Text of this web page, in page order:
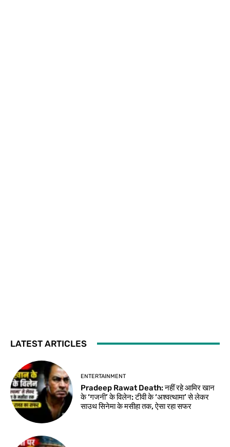
LATEST ARTICLES
ENTERTAINMENT
Pradeep Rawat Death: नहीं रहे आमिर खान
के ‘गजनी’ के विलेन: टीवी के ‘अश्वत्थामा’ से लेकर
साउथ सिनेमा के मसीहा तक, ऐसा रहा सफर